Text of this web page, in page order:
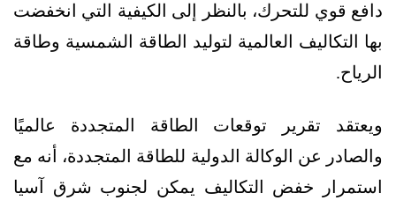
دافع قوي للتحرك، بالنظر إلى الكيفية التي انخفضت
بها التكاليف العالمية لتوليد الطاقة الشمسية وطاقة
الرياح.
ويعتقد تقرير توقعات الطاقة المتجددة عالميًا
والصادر عن الوكالة الدولية للطاقة المتجددة، أنه مع
استمرار خفض التكاليف يمكن لجنوب شرق آسيا